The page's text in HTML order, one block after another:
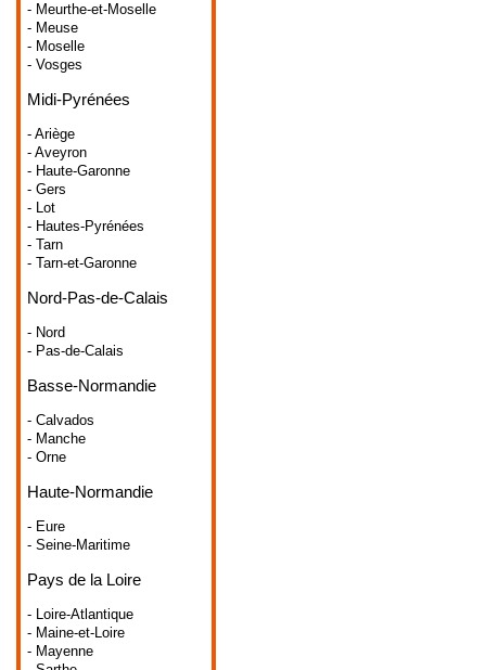
- Meurthe-et-Moselle
- Meuse
- Moselle
- Vosges
Midi-Pyrénées
- Ariège
- Aveyron
- Haute-Garonne
- Gers
- Lot
- Hautes-Pyrénées
- Tarn
- Tarn-et-Garonne
Nord-Pas-de-Calais
- Nord
- Pas-de-Calais
Basse-Normandie
- Calvados
- Manche
- Orne
Haute-Normandie
- Eure
- Seine-Maritime
Pays de la Loire
- Loire-Atlantique
- Maine-et-Loire
- Mayenne